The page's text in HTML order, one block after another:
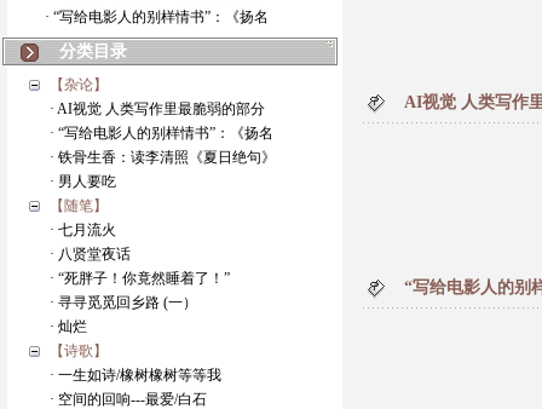
· “写给电影人的别样情书”：《扬名
分类目录
【杂论】
· AI视觉 人类写作里最脆弱的部分
· “写给电影人的别样情书”：《扬名
· 铁骨生香：读李清照《夏日绝句》
· 男人要吃
【随笔】
· 七月流火
· 八贤堂夜话
· “死胖子！你竟然睡着了！”
· 寻寻觅觅回乡路 (一）
· 灿烂
【诗歌】
· 一生如诗/橡树橡树等等我
· 空间的回响---最爱/白石
AI视觉 人类写作
“写给电影人的别